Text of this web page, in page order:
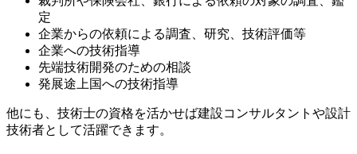
定
企業からの依頼による調査、研究、技術評価等
企業への技術指導
先端技術開発のための相談
発展途上国への技術指導
他にも、技術士の資格を活かせば建設コンサルタントや設計
技術者として活躍できます。